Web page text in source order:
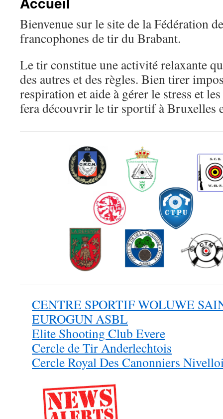
Bienvenue sur le site de la Fédération
francophones de tir du Brabant.
Le tir constitue une activité relaxante
des autres et des règles. Bien tirer
respiration et aide à gérer le stress et
fera découvrir le tir sportif à Bruxelles
CENTRE SPORTIF WOLUWE
EUROGUN ASBL
Elite Shooting Club Evere
Cercle de Tir Anderlechtois
Cercle Royal Des Canonniers